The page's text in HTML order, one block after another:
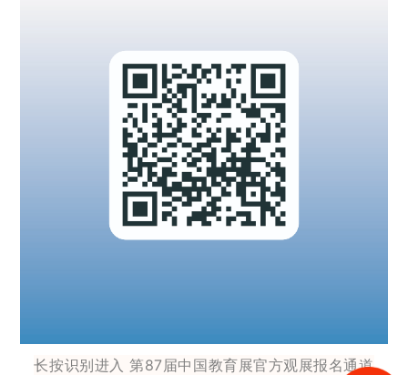
长按识别进入 第87届中国教育展官方观展报名通道